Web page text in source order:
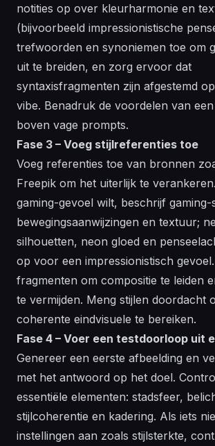
notities op over kleurharmonie en
(bijvoorbeeld impressionistische
trefwoorden en synoniemen toe om
uit te breiden, en zorg ervoor dat
syntaxisfragmenten zijn afgestemd
vibe. Benadruk de voordelen van
boven vage prompts.
Fase 3 – Voeg stijlreferenties toe
Voeg referenties toe van bronnen
Freepik om het uiterlijk te
gaming-gevoel wilt, beschrijf gaming-
bewegingsaanwijzingen en textuur;
silhouetten, neon gloed en
op voor een impressionistisch
fragmenten om compositie te leiden
te vermijden. Meng stijlen doordacht
coherente eindvisuele te bereiken.
Fase 4 – Voer een testdoorloop uit
Genereer een eerste afbeelding en
met het antwoord op het doel.
essentiële elementen: stadsfeer,
stijlcoherentie en kadering. Als iets
instellingen aan zoals stijlsterkte,